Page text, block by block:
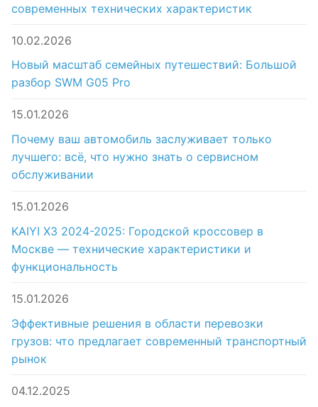
современных технических характеристик
10.02.2026
Новый масштаб семейных путешествий: Большой
разбор SWM G05 Pro
15.01.2026
Почему ваш автомобиль заслуживает только
лучшего: всё, что нужно знать о сервисном
обслуживании
15.01.2026
KAIYI X3 2024-2025: Городской кроссовер в
Москве — технические характеристики и
функциональность
15.01.2026
Эффективные решения в области перевозки
грузов: что предлагает современный транспортный
рынок
04.12.2025